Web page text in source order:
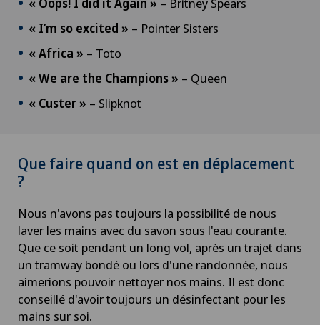
« I’m so excited » – Pointer Sisters
« Africa » – Toto
« We are the Champions » – Queen
« Custer » – Slipknot
Que faire quand on est en déplacement
?
Nous n'avons pas toujours la possibilité de nous
laver les mains avec du savon sous l'eau courante.
Que ce soit pendant un long vol, après un trajet dans
un tramway bondé ou lors d'une randonnée, nous
aimerions pouvoir nettoyer nos mains. Il est donc
conseillé d'avoir toujours un désinfectant pour les
mains sur soi.